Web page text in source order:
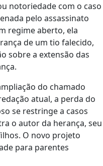
notoriedade com o caso
pelo assassinato
regime aberto, ela
de um tio falecido,
sobre a extensão das
do chamado
atual, a perda do
se restringe a casos
o autor da herança, seu
O novo projeto
para parentes